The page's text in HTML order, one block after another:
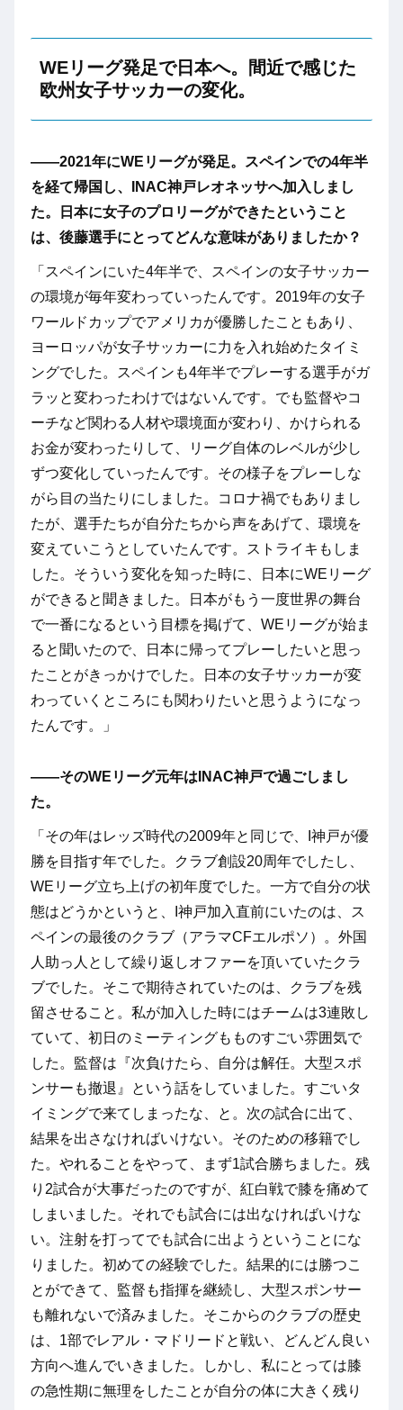
WEリーグ発足で日本へ。間近で感じた
欧州女子サッカーの変化。
――2021年にWEリーグが発足。スペインでの4年半
を経て帰国し、INAC神戸レオネッサへ加入しまし
た。日本に女子のプロリーグができたということ
は、後藤選手にとってどんな意味がありましたか？
「スペインにいた4年半で、スペインの女子サッカー
の環境が毎年変わっていったんです。2019年の女子
ワールドカップでアメリカが優勝したこともあり、
ヨーロッパが女子サッカーに力を入れ始めたタイミ
ングでした。スペインも4年半でプレーする選手がガ
ラッと変わったわけではないんです。でも監督やコ
ーチなど関わる人材や環境面が変わり、かけられる
お金が変わったりして、リーグ自体のレベルが少し
ずつ変化していったんです。その様子をプレーしな
がら目の当たりにしました。コロナ禍でもありまし
たが、選手たちが自分たちから声をあげて、環境を
変えていこうとしていたんです。ストライキもしま
した。そういう変化を知った時に、日本にWEリーグ
ができると聞きました。日本がもう一度世界の舞台
で一番になるという目標を掲げて、WEリーグが始ま
ると聞いたので、日本に帰ってプレーしたいと思っ
たことがきっかけでした。日本の女子サッカーが変
わっていくところにも関わりたいと思うようになっ
たんです。」
――そのWEリーグ元年はINAC神戸で過ごしまし
た。
「その年はレッズ時代の2009年と同じで、I神戸が優
勝を目指す年でした。クラブ創設20周年でしたし、
WEリーグ立ち上げの初年度でした。一方で自分の状
態はどうかというと、I神戸加入直前にいたのは、ス
ペインの最後のクラブ（アラマCFエルポソ）。外国
人助っ人として繰り返しオファーを頂いていたクラ
ブでした。そこで期待されていたのは、クラブを残
留させること。私が加入した時にはチームは3連敗し
ていて、初日のミーティングもものすごい雰囲気で
した。監督は『次負けたら、自分は解任。大型スポ
ンサーも撤退』という話をしていました。すごいタ
イミングで来てしまったな、と。次の試合に出て、
結果を出さなければいけない。そのための移籍でし
た。やれることをやって、まず1試合勝ちました。残
り2試合が大事だったのですが、紅白戦で膝を痛めて
しまいました。それでも試合には出なければいけな
い。注射を打ってでも試合に出ようということにな
りました。初めての経験でした。結果的には勝つこ
とができて、監督も指揮を継続し、大型スポンサー
も離れないで済みました。そこからのクラブの歴史
は、1部でレアル・マドリードと戦い、どんどん良い
方向へ進んでいきました。しかし、私にとっては膝
の急性期に無理をしたことが自分の体に大きく残り